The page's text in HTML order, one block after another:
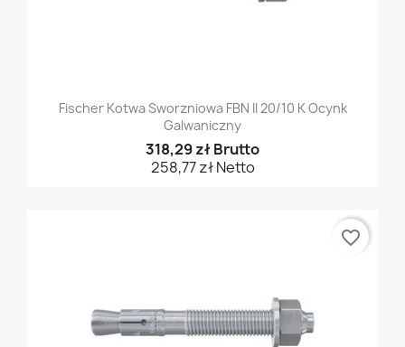
Fischer Kotwa Sworzniowa FBN II 20/10 K Ocynk
Galwaniczny
318,29 zł Brutto
258,77 zł Netto
favorite_border